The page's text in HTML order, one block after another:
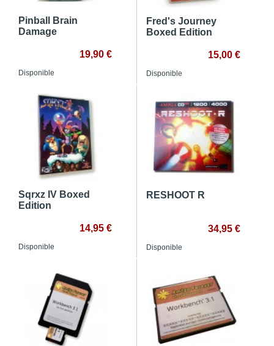
Pinball Brain
Damage
19,90 €
Disponible
Fred's Journey
Boxed Edition
15,00 €
Disponible
Sqrxz IV Boxed
Edition
14,95 €
Disponible
RESHOOT R
34,95 €
Disponible